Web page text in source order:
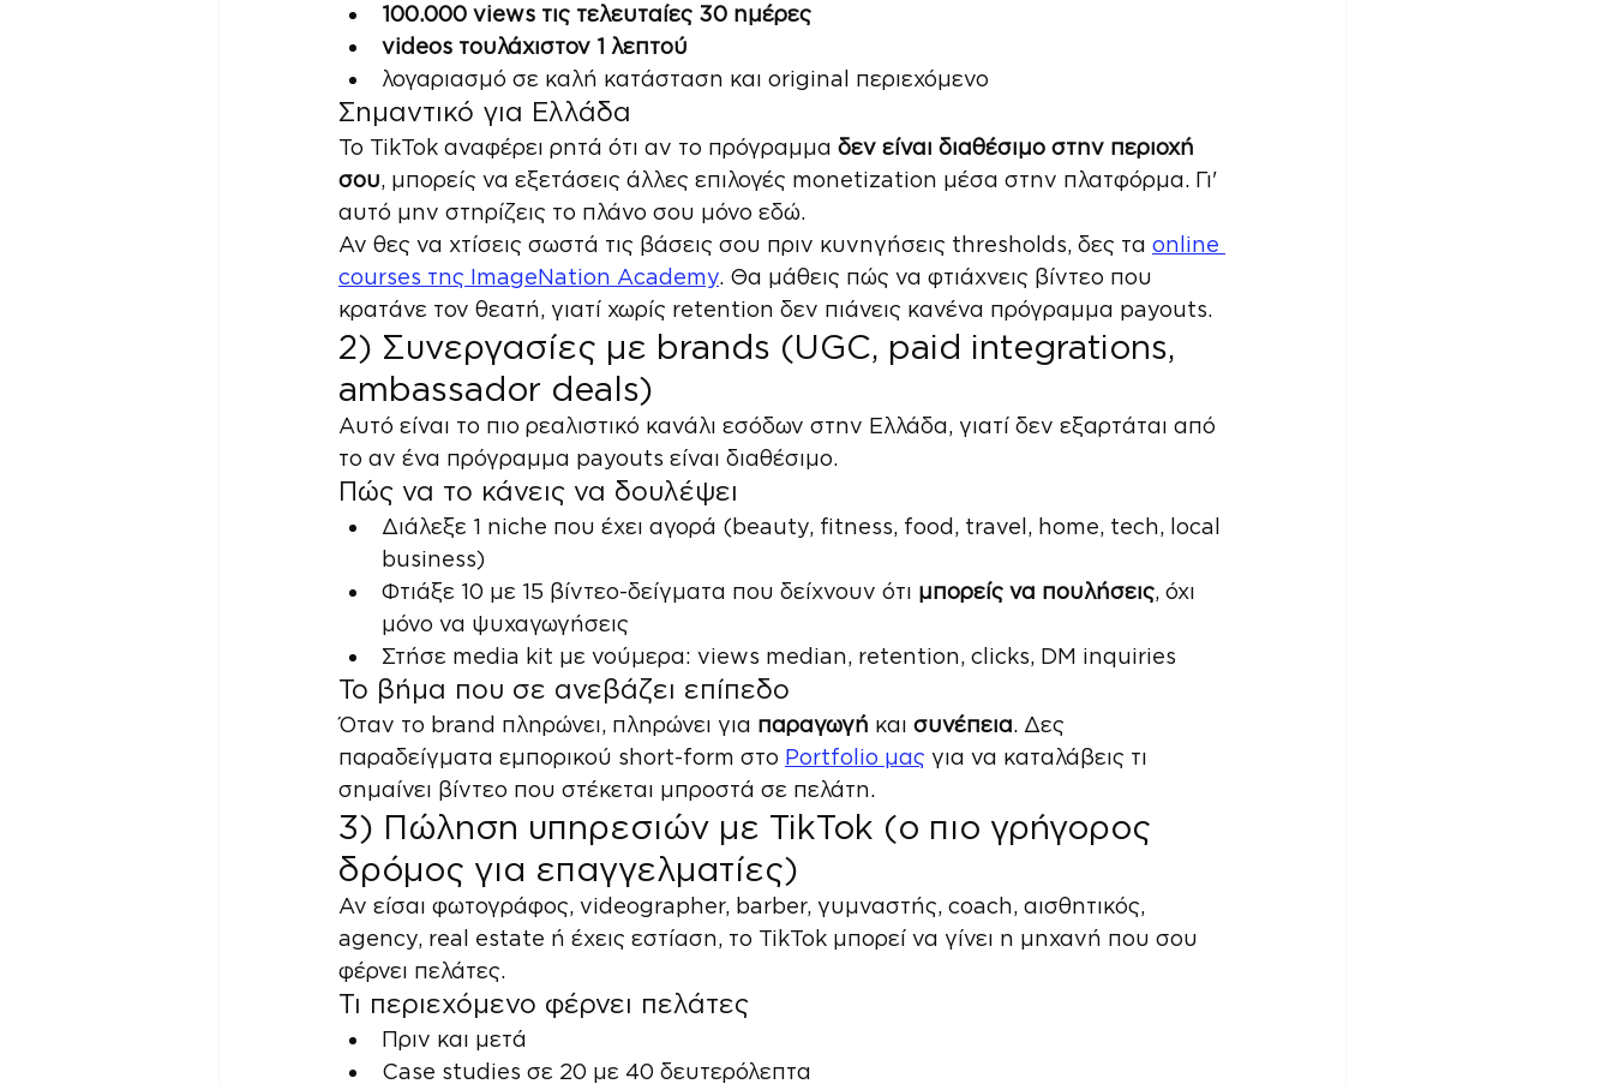
100.000 views τις τελευταίες 30 ημέρες
videos τουλάχιστον 1 λεπτού
λογαριασμό σε καλή κατάσταση και original περιεχόμενο
Σημαντικό για Ελλάδα
Το TikTok αναφέρει ρητά ότι αν το πρόγραμμα δεν είναι διαθέσιμο στην περιοχή
σου, μπορείς να εξετάσεις άλλες επιλογές monetization μέσα στην πλατφόρμα. Γι'
αυτό μην στηρίζεις το πλάνο σου μόνο εδώ.
Αν θες να χτίσεις σωστά τις βάσεις σου πριν κυνηγήσεις thresholds, δες τα online
courses της ImageNation Academy. Θα μάθεις πώς να φτιάχνεις βίντεο που
κρατάνε τον θεατή, γιατί χωρίς retention δεν πιάνεις κανένα πρόγραμμα payouts.
2) Συνεργασίες με brands (UGC, paid integrations,
ambassador deals)
Αυτό είναι το πιο ρεαλιστικό κανάλι εσόδων στην Ελλάδα, γιατί δεν εξαρτάται από
το αν ένα πρόγραμμα payouts είναι διαθέσιμο.
Πώς να το κάνεις να δουλέψει
Διάλεξε 1 niche που έχει αγορά (beauty, fitness, food, travel, home, tech, local
business)
Φτιάξε 10 με 15 βίντεο-δείγματα που δείχνουν ότι μπορείς να πουλήσεις, όχι
μόνο να ψυχαγωγήσεις
Στήσε media kit με νούμερα: views median, retention, clicks, DM inquiries
Το βήμα που σε ανεβάζει επίπεδο
Όταν το brand πληρώνει, πληρώνει για παραγωγή και συνέπεια. Δες
παραδείγματα εμπορικού short-form στο Portfolio μας για να καταλάβεις τι
σημαίνει βίντεο που στέκεται μπροστά σε πελάτη.
3) Πώληση υπηρεσιών με TikTok (ο πιο γρήγορος
δρόμος για επαγγελματίες)
Αν είσαι φωτογράφος, videographer, barber, γυμναστής, coach, αισθητικός,
agency, real estate ή έχεις εστίαση, το TikTok μπορεί να γίνει η μηχανή που σου
φέρνει πελάτες.
Τι περιεχόμενο φέρνει πελάτες
Πριν και μετά
Case studies σε 20 με 40 δευτερόλεπτα